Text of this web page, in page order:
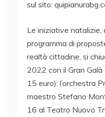
sul sito:
Le iniziative natalizie,
programma di
realtà cittadine, si
2022 con il Gran Galà
15 euro): l’orchestra
maestro Stefano
16 al Teatro Nuovo